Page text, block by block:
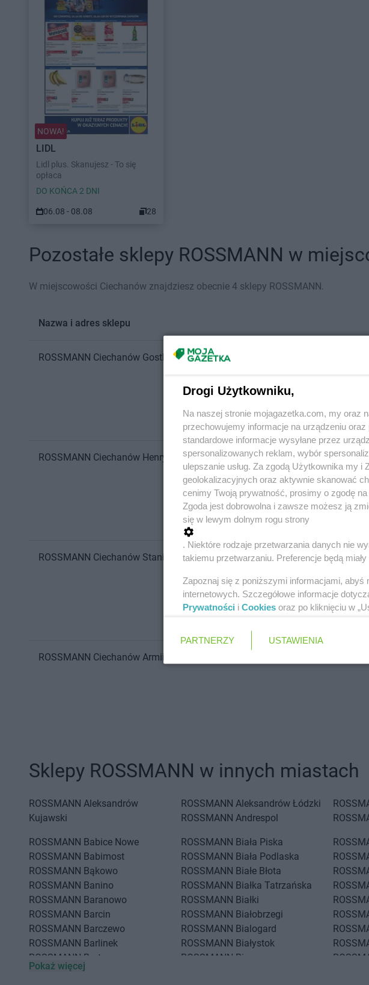
NOWA!
LIDL
Lidl plus. Skanujesz - To się
opłaca
DO KOŃCA 2 DNI
06.08 - 08.08 28
Pozostałe sklepy ROSSMANN w
W miejscowości Ciechanów znajdziesz obecnie 4 sklepy ROSSMANN.
Nazwa i adres sklepu
ROSSMANN Ciechanów Gostkowska 63
ROSSMANN Ciechanów Henryka Sienkiewicza 1
ROSSMANN Ciechanów Stanisława Mikołajczyka 1
ROSSMANN Ciechanów Armii Krajowej 19 a
Sklepy ROSSMANN w innych miastach
ROSSMANN Aleksandrów
Kujawski
ROSSMANN Aleksandrów Łódzki
ROSSMANN Andrespol
ROSSMANN Babice Nowe
ROSSMANN Babimost
ROSSMANN Bąkowo
ROSSMANN Banino
ROSSMANN Baranowo
ROSSMANN Barcin
ROSSMANN Barczewo
ROSSMANN Barlinek
ROSSMANN Bartoszyce
ROSSMANN Barwice
ROSSMANN Biała Piska
ROSSMANN Biała Podlaska
ROSSMANN Białe Błota
ROSSMANN Białka Tatrzańska
ROSSMANN Białki
ROSSMANN Białobrzegi
ROSSMANN Bialogard
ROSSMANN Białystok
ROSSMANN Biecz
Pokaż więcej
Drogi Użytkowniku,
Na naszej stronie mojagazetka.com, my oraz
przechowujemy informacje na urządzeniu
standardowe informacje wysyłane przez
spersonalizowanych reklam, wybór
ulepszanie usług. Za zgodą Użytkownika my
geolokalizacyjnych oraz aktywnie skanować
cenimy Twoją prywatność, prosimy o zgodę
Zgoda jest dobrowolna i zawsze możesz ją
się w lewym dolnym rogu strony
. Niektóre rodzaje przetwarzania danych nie
takiemu przetwarzaniu. Preferencje będą
Zapoznaj się z poniższymi informacjami,
internetowych. Szczegółowe informacje
Prywatności i Cookies oraz po kliknięciu w
PARTNERZY USTAWIENIA